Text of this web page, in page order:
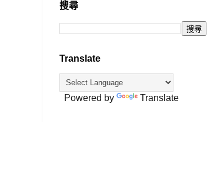
搜尋
Translate
Powered by Translate